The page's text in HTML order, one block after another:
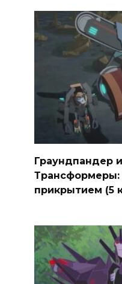
Граундпандер
прикрытием (5